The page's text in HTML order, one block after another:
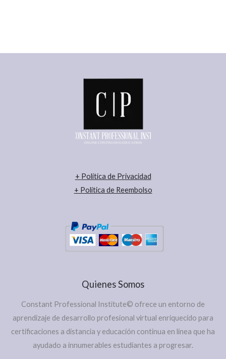
+ Política de Privacidad
+ Política de Reembolso
Quienes Somos
Constant Professional Institute© ofrece un entorno de
aprendizaje de desarrollo profesional virtual enriquecido para
certificaciones a distancia y educación continua en línea que ha
ayudado a innumerables estudiantes a progresar.